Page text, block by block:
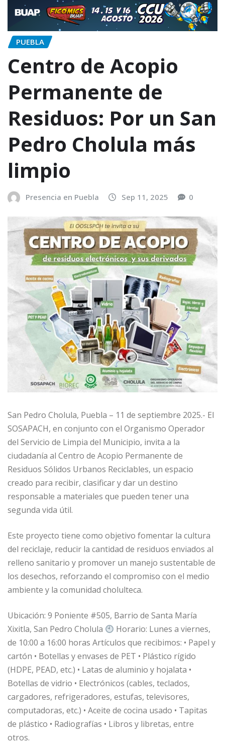
PUEBLA
Centro de Acopio
Permanente de
Residuos: Por un San
Pedro Cholula más
limpio
Presencia en Puebla Sep 11, 2025 0
San Pedro Cholula, Puebla – 11 de septiembre 2025.- El
SOSAPACH, en conjunto con el Organismo Operador
del Servicio de Limpia del Municipio, invita a la
ciudadanía al Centro de Acopio Permanente de
Residuos Sólidos Urbanos Reciclables, un espacio
creado para recibir, clasificar y dar un destino
responsable a materiales que pueden tener una
segunda vida útil.
Este proyecto tiene como objetivo fomentar la cultura
del reciclaje, reducir la cantidad de residuos enviados al
relleno sanitario y promover un manejo sustentable de
los desechos, reforzando el compromiso con el medio
ambiente y la comunidad cholulteca.
Ubicación: 9 Poniente #505, Barrio de Santa María
Xixitla, San Pedro Cholula
Horario: Lunes a viernes,
de 10:00 a 16:00 horas Artículos que recibimos: • Papel y
cartón • Botellas y envases de PET • Plástico rígido
(HDPE, PEAD, etc.) • Latas de aluminio y hojalata •
Botellas de vidrio • Electrónicos (cables, teclados,
cargadores, refrigeradores, estufas, televisores,
computadoras, etc.) • Aceite de cocina usado • Tapitas
de plástico • Radiografías • Libros y libretas, entre
otros.